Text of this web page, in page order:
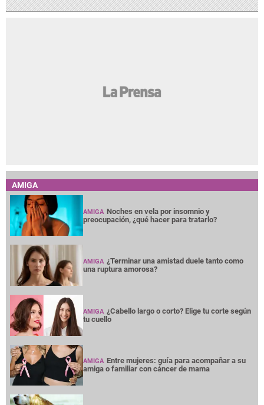
AMIGA
AMIGA Noches en vela por insomnio y
preocupación, ¿qué hacer para tratarlo?
AMIGA ¿Terminar una amistad duele tanto como
una ruptura amorosa?
AMIGA ¿Cabello largo o corto? Elige tu corte según
tu cuello
AMIGA Entre mujeres: guía para acompañar a su
amiga o familiar con cáncer de mama